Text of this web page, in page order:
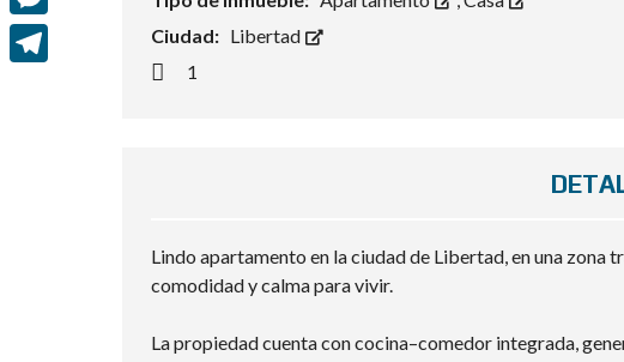
Ciudad: Libertad
1
Lindo apartamento en la ciudad de Libertad, en una zona
comodidad y calma para vivir.
La propiedad cuenta con cocina–comedor integrada,
b
ih
a
M